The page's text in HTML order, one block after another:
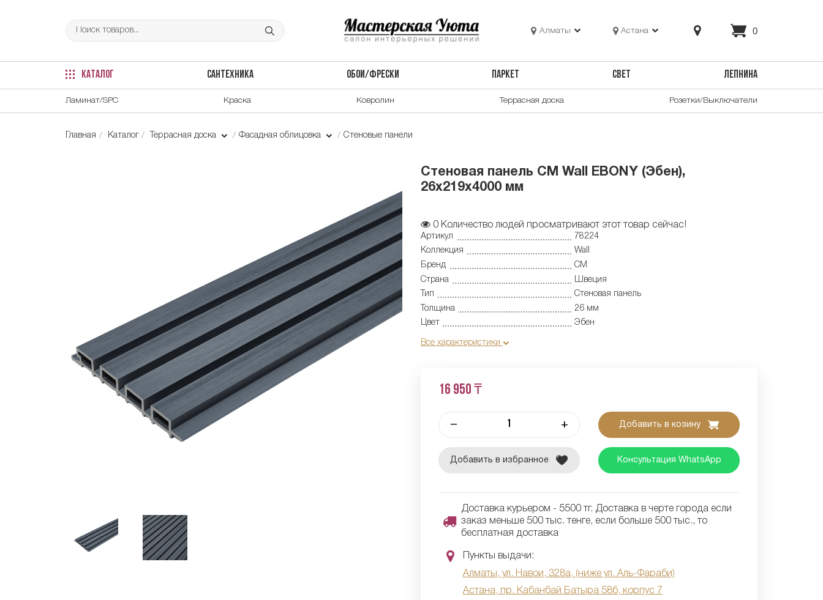
Алматы Астана 0
КАТАЛОГ САНТЕХНИКА ОБОИ/ФРЕСКИ ПАРКЕТ СВЕТ ЛЕПНИНА
Ламинат/SPC Краска Ковролин Террасная доска Розетки/Выключатели
Главная Каталог Террасная доска Фасадная облицовка Стеновые панели
Стеновая панель CM Wall EBONY (Эбен),
26x219x4000 мм
0 Количество людей просматривают этот товар сейчас!
Артикул
78224
Коллекция
Wall
Бренд
CM
Страна
Швеция
Тип
Cтеновая панель
Толщина
26 мм
Цвет
Эбен
Все характеристики
16 950 ₸
– + Добавить в козину
Добавить в избранное Консультация WhatsApp
Доставка курьером - 5500 тг. Доставка в черте города если
заказ меньше 500 тыс. тенге, если больше 500 тыс., то
бесплатная доставка
Пункты выдачи:
Алматы, ул. Навои, 328а, (ниже ул. Аль-Фараби)
Астана, пр. Кабанбай Батыра 58б, корпус 7